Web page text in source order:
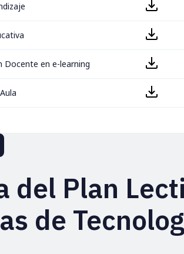
Docente en e-learning
del Plan
de